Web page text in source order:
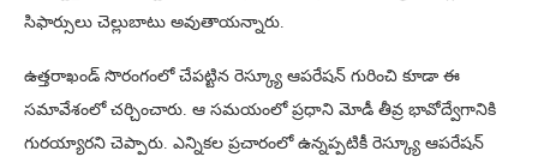
సిఫార్సులు చెల్లుబాటు అవుతాయన్నారు.
ఉత్తరాఖండ్ సొరంగంలో చేపట్టిన రెస్క్యూ ఆపరేషన్ గురించి కూడా ఈ
సమావేశంలో చర్చించారు. ఆ సమయంలో ప్రధాని మోడీ తీవ్ర భావోద్వేగానికి
గురయ్యారని చెప్పారు. ఎన్నికల ప్రచారంలో ఉన్నప్పటికీ రెస్క్యూ ఆపరేషన్